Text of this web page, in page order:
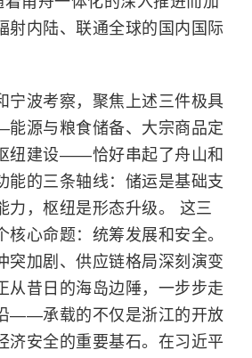
射内陆、联通全球的国内国际
宁波考察，聚焦上述三件极具
源与粮食储备、大宗商品定
纽建设——恰好串起了舟山和
能的三条轴线：储运是基础支
力，枢纽是形态升级。 这三
核心命题：统筹发展和安全。
突加剧、供应链格局深刻演变
从昔日的海岛边陲，一步步走
——承载的不仅是浙江的开放
济安全的重要基石。在习近平